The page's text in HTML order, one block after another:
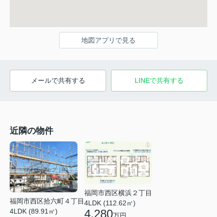
地図アプリで見る
メールで共有する LINEで共有する
近隣の物件
福岡市西区拾六町４丁目
4LDK (89.91㎡)
福岡市西区横浜２丁目
4LDK (112.62㎡)
4,280